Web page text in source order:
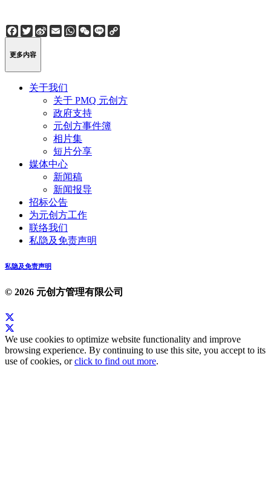
Facebook
Twitter
Sina
Weibo
EmailWhatsApp
WeChat
Line
更多内容
关于我们
关于 PMQ 元创方
政府支持
元创方事件簿
相片集
短片分享
媒体中心
新闻稿
新闻报导
招标公告
为元创方工作
联络我们
私隐及免责声明
私隐及免责声明
© 2026 元创方管理有限公司
We use cookies to optimize website functionality and improve
browsing experience. By continuing to use this site, you accept to its
use of cookies, orclick to find out more.